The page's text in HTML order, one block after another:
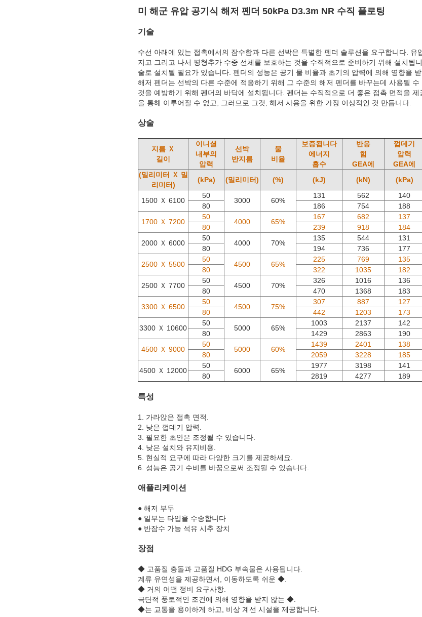
미 해군 유압 공기식 해저 펜더 50kPa D3.3m NR 수직 플로팅
기술
수선 아래에 있는 접촉에서의 잠수함과 다른 선박은 특별한 펜더 솔루션을 요구합니다. 유
지고 그리고 나서 평형추가 수중 선체를 보호하는 것을 수직적으로 준비하기 위해 설치됩니
술로 설치될 필요가 있습니다. 펜더의 성능은 공기 물 비율과 초기의 압력에 의해 영향을 받
해저 펜더는 선박의 다른 수준에 적응하기 위해 그 수준의 해저 펜더를 바꾸는데 사용될
것을 예방하기 위해 펜더의 바닥에 설치됩니다. 펜더는 수직적으로 더 좋은 접촉 면적을
을 통해 이루어질 수 없고, 그러므로 그것, 해저 사용을 위한 가장 이상적인 것 만듭니다.
상술
지름 Ｘ
길이
이니셜
내부의
압력
선박
반지름
물
비율
보증됩니다
에너지
흡수
반응
힘
GEA에
껍데기
압력
GEA에
(밀리미터 Ｘ 밀
리미터)
(kPa) (밀리미터) (%) (kJ) (kN) (kPa)
1500 Ｘ 6100
50
3000 60%
131 562 140
80 186 754
188
1700 Ｘ 7200
50
4000 65%
167 682 137
80 239 918
184
2000 Ｘ 6000
50
4000 70%
135 544 131
80 194 736
177
2500 Ｘ 5500
50
4500 65%
225 769 135
80 322 1035
182
2500 Ｘ 7700
50
4500 70%
326 1016 136
80 470 1368
183
3300 Ｘ 6500
50
4500 75%
307 887 127
80 442 1203
173
3300 Ｘ 10600
50
5000 65%
1003 2137 142
80 1429 2863
190
4500 Ｘ 9000
50
5000 60%
1439 2401 138
80 2059 3228
185
4500 Ｘ 12000
50
6000 65%
1977 3198 141
80 2819 4277 189
특성
1. 가라앉은 접촉 면적.
2. 낮은 껍데기 압력.
3. 필요한 초안은 조정될 수 있습니다.
4. 낮은 설치와 유지비용.
5. 현실적 요구에 따라 다양한 크기를 제공하세요.
6. 성능은 공기 수비를 바꿈으로써 조정될 수 있습니다.
애플리케이션
● 해저 부두
● 일부는 타입을 수송합니다
● 반잠수 가능 석유 시추 장치
장점
◆ 고품질 충돌과 고품질 HDG 부속물은 사용됩니다.
계류 유연성을 제공하면서, 이동하도록 쉬운 ◆.
◆ 거의 어떤 정비 요구사항.
극단적 풍토적인 조건에 의해 영향을 받지 않는 ◆.
◆는 교통을 용이하게 하고, 비상 계선 시설을 제공합니다.